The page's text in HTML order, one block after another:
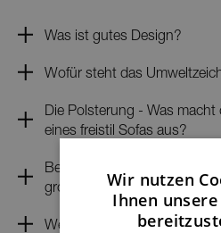
Was ist gutes Design?
Wofür steht das
Die Polsterung - Was
eines freistil Sofas aus?
Bezüge - Warum bietet
große Auswahl an
Welches Leder passt zu mir?
Wir nutzen
Ihnen